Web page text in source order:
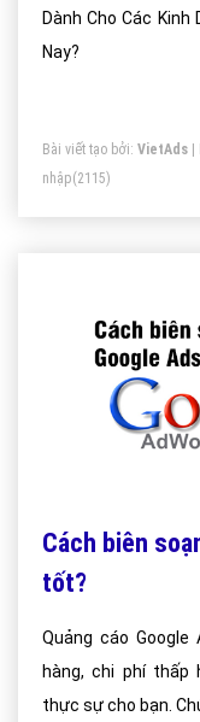
Dành Cho Các
Nay?
Bài viết tạo bởi: VietAds
nhập(2115)
Cách biên
tốt?
Quảng cáo
hàng, chi phí thấp
thực sự cho bạn.